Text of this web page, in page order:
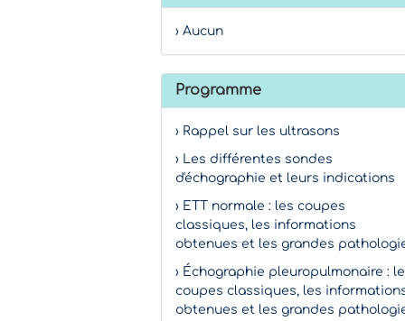
› Aucun
Programme
› Rappel sur les ultrasons
› Les différentes sondes
d'échographie et leurs indications
› ETT normale : les coupes
classiques, les informations
obtenues et les grandes
› Échographie pleuropulmonaire :
coupes classiques, les
obtenues et les grandes